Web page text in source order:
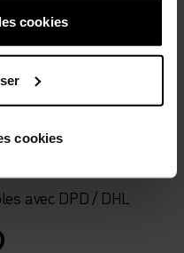
cookies
cookies
avec DPD / DHL